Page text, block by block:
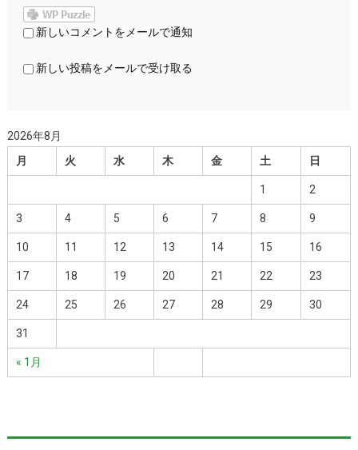
新しいコメントをメールで通知
新しい投稿をメールで受け取る
2026年8月
月
火 水 木 金 土 日
« 1月
1 2
3 4 5 6 7 8 9
10 11 12 13 14 15 16
17 18 19 20 21 22 23
24 25 26 27 28 29 30
31